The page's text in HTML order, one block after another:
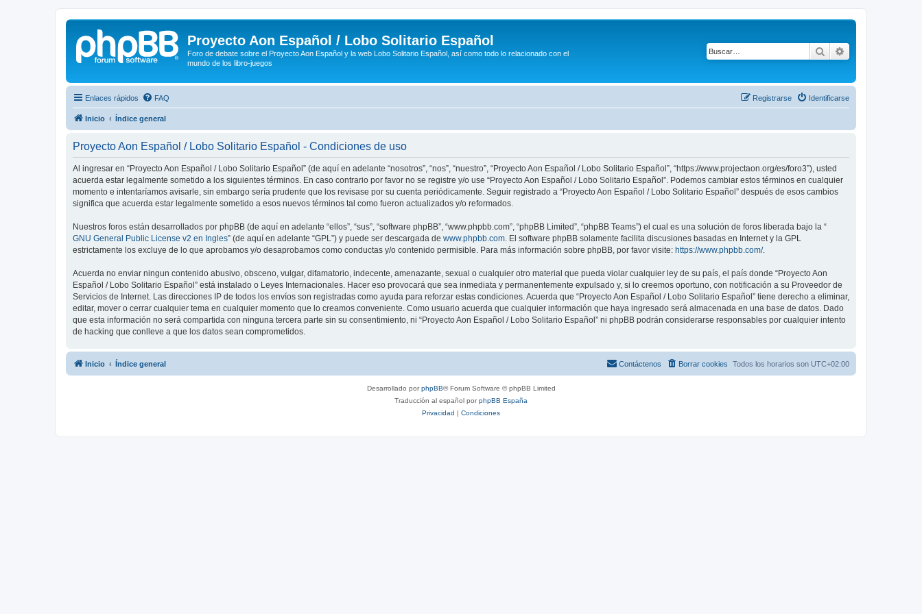
Proyecto Aon Español / Lobo Solitario Español
Foro de debate sobre el Proyecto Aon Español y la web Lobo Solitario Español, así como todo lo relacionado con el
mundo de los libro-juegos
Buscar
Enlaces rápidos FAQ Identificarse
Registrarse
Inicio Índice general
Proyecto Aon Español / Lobo Solitario Español - Condiciones de uso
Al ingresar en “Proyecto Aon Español / Lobo Solitario Español” (de aquí en adelante “nosotros”, “nos”, “nuestro”, “Proyecto Aon Español / Lobo Solitario Español”, “https://www.projectaon.org/es/foro3”), usted
acuerda estar legalmente sometido a los siguientes términos. En caso contrario por favor no se registre y/o use “Proyecto Aon Español / Lobo Solitario Español”. Podemos cambiar estos términos en cualquier
momento e intentaríamos avisarle, sin embargo sería prudente que los revisase por su cuenta periódicamente. Seguir registrado a “Proyecto Aon Español / Lobo Solitario Español” después de esos cambios
significa que acuerda estar legalmente sometido a esos nuevos términos tal como fueron actualizados y/o reformados.
Nuestros foros están desarrollados por phpBB (de aquí en adelante “ellos”, “sus”, “software phpBB”, “www.phpbb.com”, “phpBB Limited”, “phpBB Teams”) el cual es una solución de foros liberada bajo la “
GNU General Public License v2 en Ingles” (de aquí en adelante “GPL”) y puede ser descargada de www.phpbb.com . El software phpBB solamente facilita discusiones basadas en Internet y la GPL
estrictamente los excluye de lo que aprobamos y/o desaprobamos como conductas y/o contenido permisible. Para más información sobre phpBB, por favor visite: https://www.phpbb.com/.
Acuerda no enviar ningun contenido abusivo, obsceno, vulgar, difamatorio, indecente, amenazante, sexual o cualquier otro material que pueda violar cualquier ley de su país, el país donde “Proyecto Aon
Español / Lobo Solitario Español” está instalado o Leyes Internacionales. Hacer eso provocará que sea inmediata y permanentemente expulsado y, si lo creemos oportuno, con notificación a su Proveedor de
Servicios de Internet. Las direcciones IP de todos los envíos son registradas como ayuda para reforzar estas condiciones. Acuerda que “Proyecto Aon Español / Lobo Solitario Español” tiene derecho a eliminar,
editar, mover o cerrar cualquier tema en cualquier momento que lo creamos conveniente. Como usuario acuerda que cualquier información que haya ingresado será almacenada en una base de datos. Dado
que esta información no será compartida con ninguna tercera parte sin su consentimiento, ni “Proyecto Aon Español / Lobo Solitario Español” ni phpBB podrán considerarse responsables por cualquier intento
de hacking que conlleve a que los datos sean comprometidos.
Inicio Índice general Todos los horarios son UTC+02:00
Borrar cookies
Contáctenos
Desarrollado porphpBB® Forum Software © phpBB Limited
Traducción al español porphpBB España
Privacidad | Condiciones